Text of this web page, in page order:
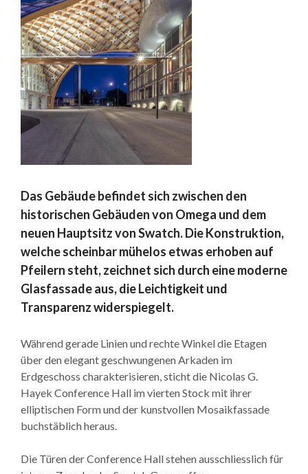
Das Gebäude befindet sich zwischen den
historischen Gebäuden von Omega und dem
neuen Hauptsitz von Swatch. Die Konstruktion,
welche scheinbar mühelos etwas erhoben auf
Pfeilern steht, zeichnet sich durch eine moderne
Glasfassade aus, die Leichtigkeit und
Transparenz widerspiegelt.
Während gerade Linien und rechte Winkel die Etagen
über den elegant geschwungenen Arkaden im
Erdgeschoss charakterisieren, sticht die Nicolas G.
Hayek Conference Hall im vierten Stock mit ihrer
elliptischen Form und der kunstvollen Mosaikfassade
buchstäblich heraus.
Die Türen der Conference Hall stehen ausschliesslich für